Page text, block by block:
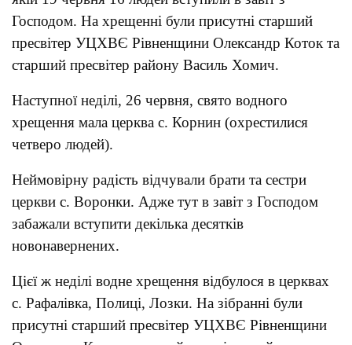
Господом. На хрещенні були присутні старший
пресвітер УЦХВЄ Рівненщини Олександр Коток та
старший пресвітер району Василь Хомич.
Наступної неділі, 26 червня, свято водного
хрещення мала церква с. Корнин (охрестилися
четверо людей).
Неймовірну радість відчували брати та сестри
церкви с. Воронки. Адже тут в завіт з Господом
забажали вступити декілька десятків
новонавернених.
Цієї ж неділі водне хрещення відбулося в церквах
с. Рафалівка, Полиці, Лозки. На зібранні були
присутні старший пресвітер УЦХВЄ Рівненщини